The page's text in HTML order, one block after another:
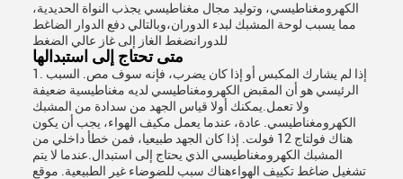
الكهرومغناطيسي، وتوليد مجال مغناطيسي يجذب النواة الحديدية،
مما يسبب لوحة المشبك لبدء الدوران،وبالتالي دفع الدوار الضاغط
للدورانضغط الغاز إلى غاز عالي الضغط
متى تحتاج إلى استبدالها
1. إذا لم يشارك المكبس أو إذا كان يضرب، فإنه سوف مص. السبب
الرئيسي هو أن المقبض الكهرومغناطيسي لديه مغناطيسية ضعيفة
ولا تعمل.يمكنك أولا قياس الجهد من سدادة من المشبك
الكهرومغناطيسي. عادة، عندما يعمل مكيف الهواء، يجب أن يكون
هناك فولتاج 12 فولت. إذا كان الجهد طبيعيا، فمن خطأ داخلي من
المشبك الكهرومغناطيسي الذي يحتاج إلى استبدال.عندما لا يتم
تشغيل ضاغط تكييف الهواءهناك سبب للضوضاء غير الطبيعية. موقع